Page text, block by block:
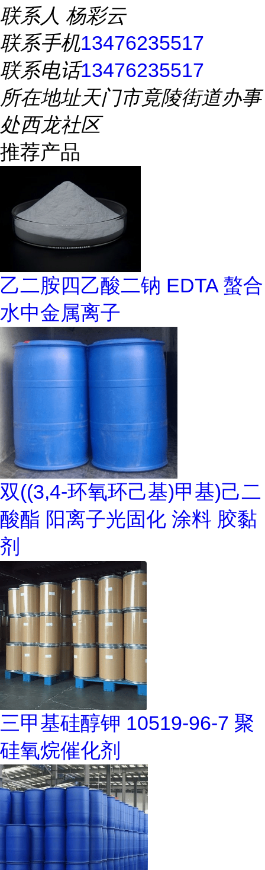
联系人 杨彩云
联系手机13476235517
联系电话13476235517
所在地址天门市竟陵街道办事
处西龙社区
推荐产品
乙二胺四乙酸二钠 EDTA 螯合
水中金属离子
双((3,4-环氧环己基)甲基)己二
酸酯 阳离子光固化 涂料 胶黏
剂
三甲基硅醇钾 10519-96-7 聚
硅氧烷催化剂